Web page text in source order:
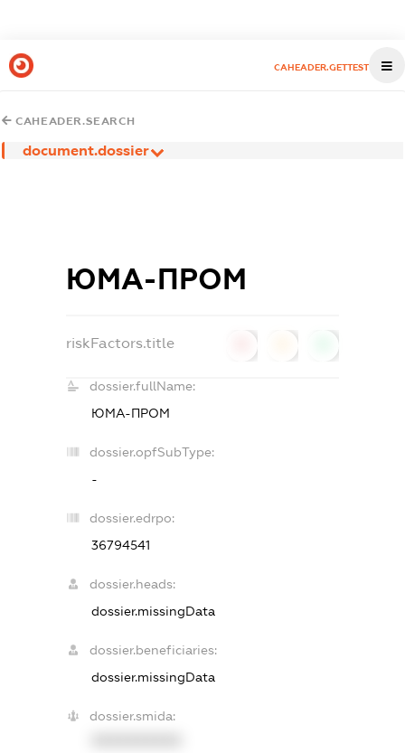
CAHEADER.GETTEST
CAHEADER.SEARCH
document.dossier
ЮМА-ПРОМ
riskFactors.title
dossier.fullName:
ЮМА-ПРОМ
dossier.opfSubType:
-
dossier.edrpo:
36794541
dossier.heads:
dossier.missingData
dossier.beneficiaries:
dossier.missingData
dossier.smida: